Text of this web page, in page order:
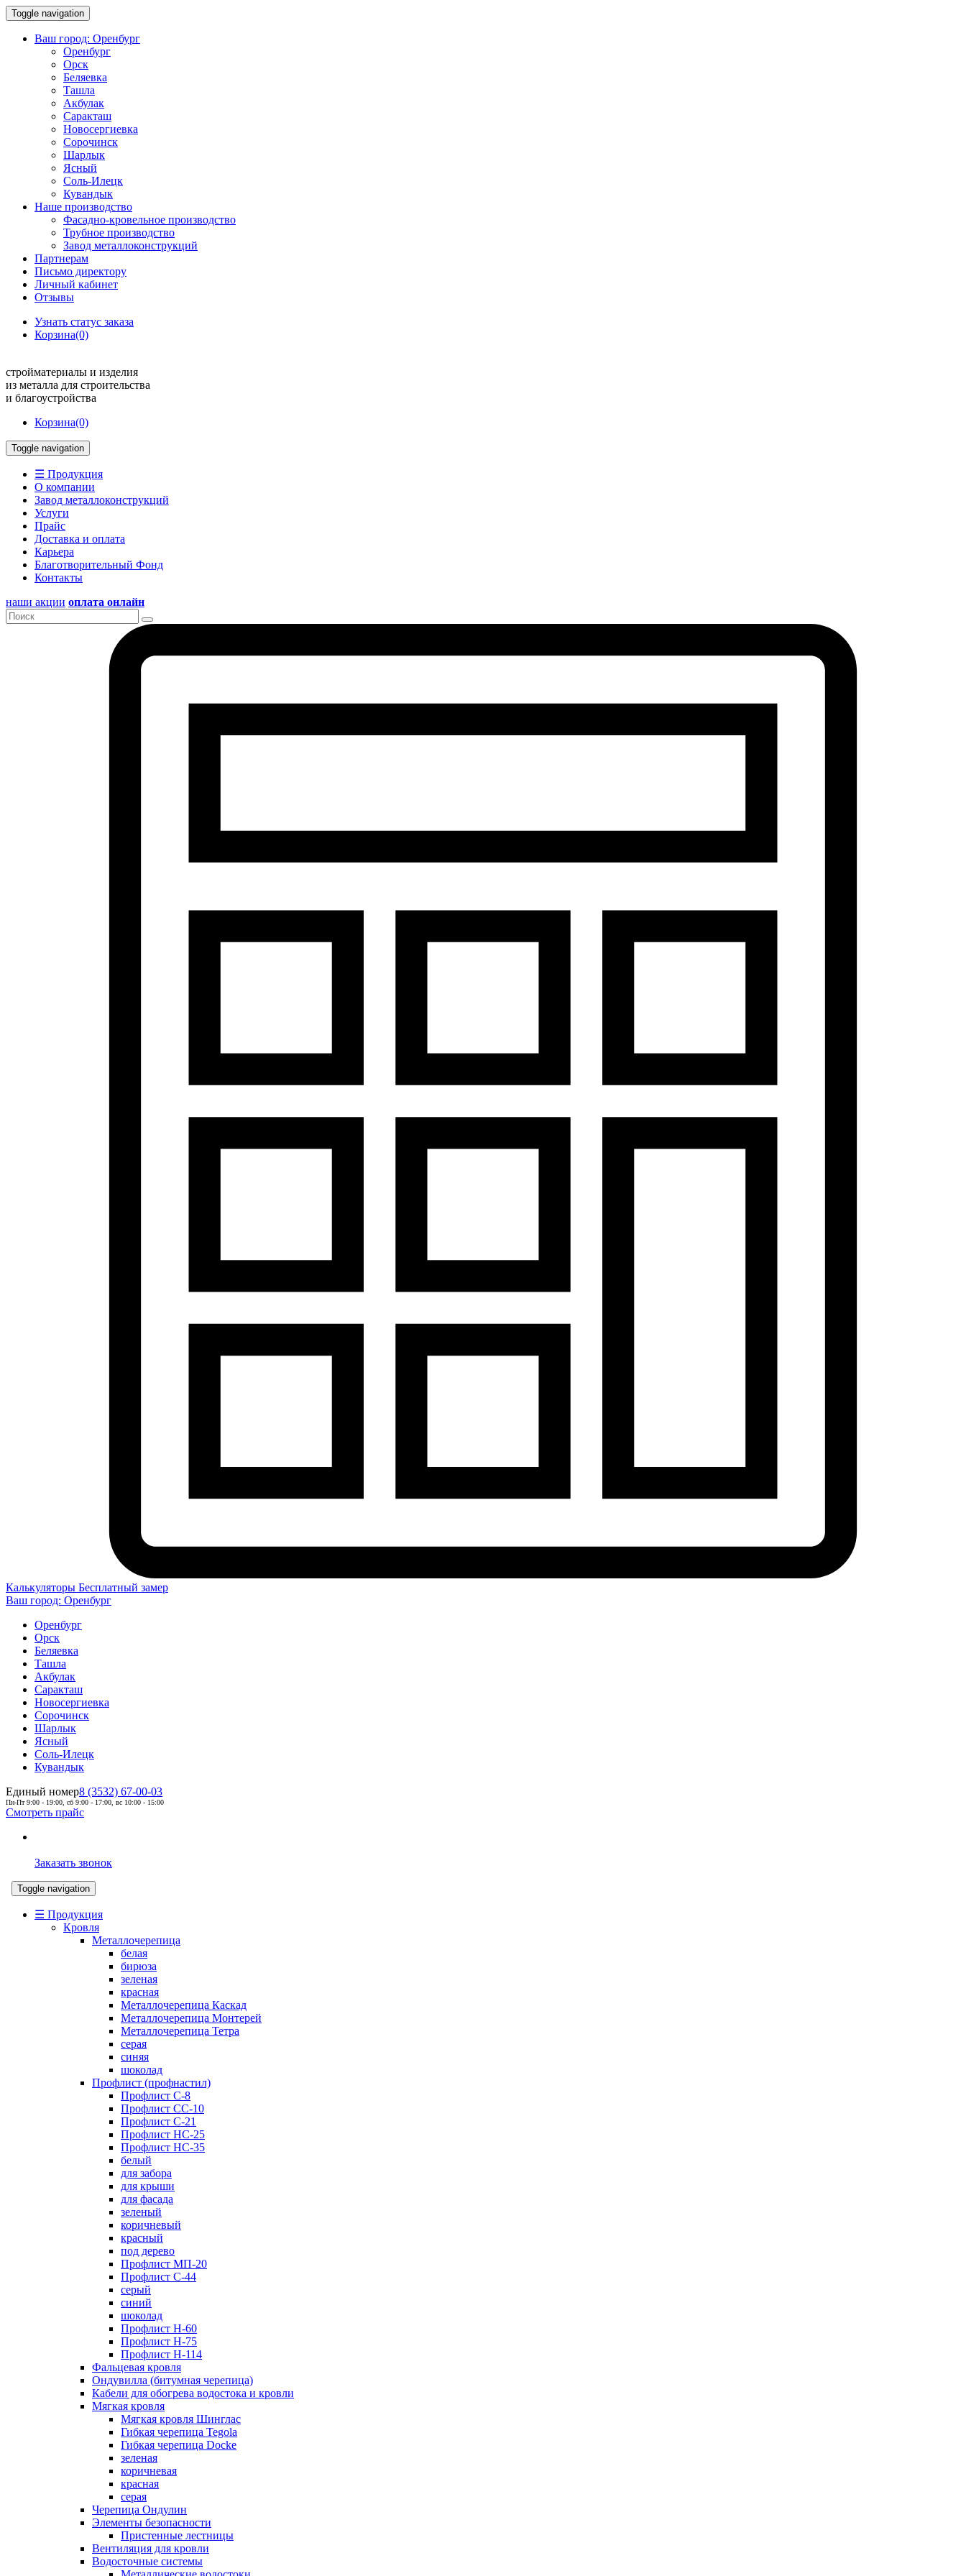
Toggle navigation
Ваш город: Оренбург
Оренбург
Орск
Беляевка
Ташла
Акбулак
Саракташ
Новосергиевка
Сорочинск
Шарлык
Ясный
Соль-Илецк
Кувандык
Наше производство
Фасадно-кровельное производство
Трубное производство
Завод металлоконструкций
Партнерам
Письмо директору
Личный кабинет
Отзывы
Узнать статус заказа
Корзина(0)
стройматериалы и изделия
из металла для строительства
и благоустройства
Корзина(0)
Toggle navigation
☰ Продукция
О компании
Завод металлоконструкций
Услуги
Прайс
Доставка и оплата
Карьера
Благотворительный Фонд
Контакты
наши акции оплата онлайн
Калькуляторы Бесплатный замер
Ваш город: Оренбург
Оренбург
Орск
Беляевка
Ташла
Акбулак
Саракташ
Новосергиевка
Сорочинск
Шарлык
Ясный
Соль-Илецк
Кувандык
Единый номер8 (3532) 67-00-03
Пн-Пт 9:00 - 19:00, сб 9:00 - 17:00, вс 10:00 - 15:00
Смотреть прайс
Заказать звонок
Toggle navigation
☰ Продукция
Кровля
Металлочерепица
белая
бирюза
зеленая
красная
Металлочерепица Каскад
Металлочерепица Монтерей
Металлочерепица Тетра
серая
синяя
шоколад
Профлист (профнастил)
Профлист С-8
Профлист СС-10
Профлист C-21
Профлист НС-25
Профлист НС-35
белый
для забора
для крыши
для фасада
зеленый
коричневый
красный
под дерево
Профлист МП-20
Профлист С-44
серый
синий
шоколад
Профлист Н-60
Профлист Н-75
Профлист H-114
Фальцевая кровля
Ондувилла (битумная черепица)
Кабели для обогрева водостока и кровли
Мягкая кровля
Мягкая кровля Шинглас
Гибкая черепица Tegola
Гибкая черепица Docke
зеленая
коричневая
красная
серая
Черепица Ондулин
Элементы безопасности
Пристенные лестницы
Вентиляция для кровли
Водосточные системы